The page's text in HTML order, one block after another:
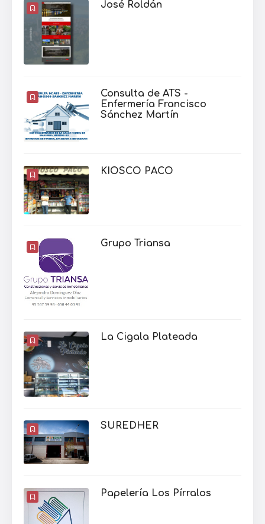
José Roldán
Consulta de ATS -
Enfermería Francisco
Sánchez Martín
KIOSCO PACO
Grupo Triansa
La Cigala Plateada
SUREDHER
Papelería Los Pírralos